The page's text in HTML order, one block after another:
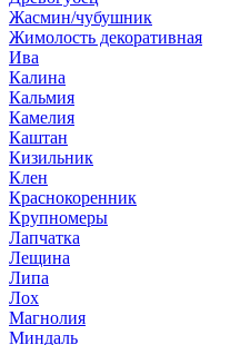
Жасмин/чубушник
Жимолость декоративная
Ива
Калина
Кальмия
Камелия
Каштан
Кизильник
Клен
Краснокоренник
Крупномеры
Лапчатка
Лещина
Липа
Лох
Магнолия
Миндаль